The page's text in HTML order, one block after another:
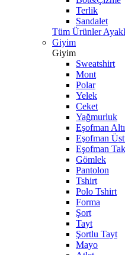
Terlik
Sandalet
Tüm Ürünler
Giyim
Giyim
Sweatshirt
Mont
Polar
Yelek
Ceket
Yağmurluk
Eşofman Altı
Eşofman
Eşofman
Gömlek
Pantolon
Tshirt
Polo Tshirt
Forma
Şort
Tayt
Şortlu Tayt
Mayo